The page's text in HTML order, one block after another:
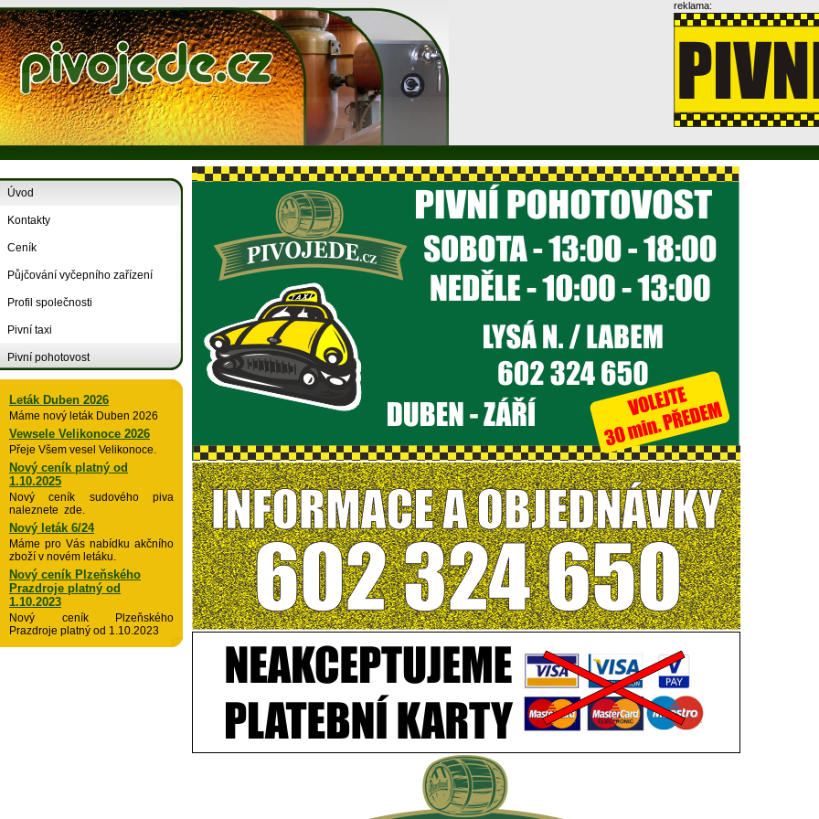
reklama:
Úvod
Kontakty
Ceník
Půjčování vyčepního zařízení
Profil společnosti
Pivní taxi
Pivní pohotovost
Leták Duben 2026
Máme nový leták Duben 2026
Vewsele Velikonoce 2026
Přeje Všem vesel Velikonoce.
Nový ceník platný od
1.10.2025
Nový ceník sudového piva
naleznete zde.
Nový leták 6/24
Máme pro Vás nabídku akčního
zboží v novém letáku.
Nový ceník Plzeňského
Prazdroje platný od
1.10.2023
Nový ceník Plzeňského
Prazdroje platný od 1.10.2023